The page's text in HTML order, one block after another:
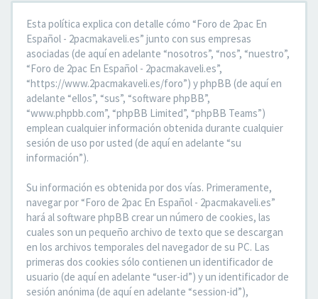
Esta política explica con detalle cómo “Foro de 2pac En
Español - 2pacmakaveli.es” junto con sus empresas
asociadas (de aquí en adelante “nosotros”, “nos”, “nuestro”,
“Foro de 2pac En Español - 2pacmakaveli.es”,
“https://www.2pacmakaveli.es/foro”) y phpBB (de aquí en
adelante “ellos”, “sus”, “software phpBB”,
“www.phpbb.com”, “phpBB Limited”, “phpBB Teams”)
emplean cualquier información obtenida durante cualquier
sesión de uso por usted (de aquí en adelante “su
información”).
Su información es obtenida por dos vías. Primeramente,
navegar por “Foro de 2pac En Español - 2pacmakaveli.es”
hará al software phpBB crear un número de cookies, las
cuales son un pequeño archivo de texto que se descargan
en los archivos temporales del navegador de su PC. Las
primeras dos cookies sólo contienen un identificador de
usuario (de aquí en adelante “user-id”) y un identificador de
sesión anónima (de aquí en adelante “session-id”),